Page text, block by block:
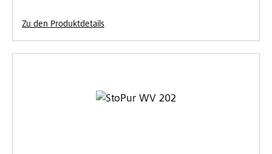
Zu den Produktdetails